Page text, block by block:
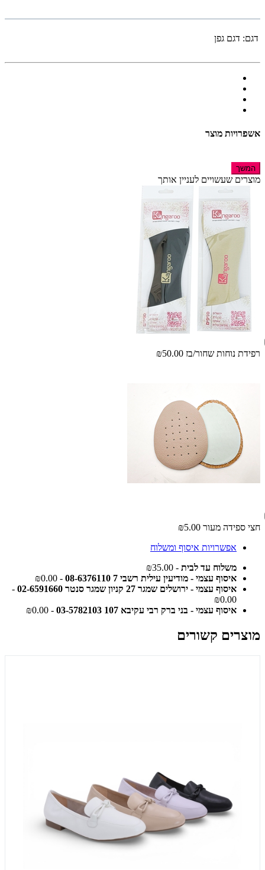
דגם: דגם גפן
אשפרויות מוצר
המשך
מוצרים שעשויים לעניין אותך
רפידת נוחות שחור/בז ₪50.00
חצי ספידה מעור ₪5.00
אפשרויות איסוף ומשלוח
משלוח עד לבית - ₪35.00
איסוף עצמי - מודיעין עילית רשבי 7 08-6376110
- ₪0.00
איסוף עצמי - ירושלים שמגר 27 קניון שמגר סנטר 02-6591660
-
₪0.00
איסוף עצמי - בני ברק רבי עקיבא 107 03-5782103
- ₪0.00
מוצרים קשורים